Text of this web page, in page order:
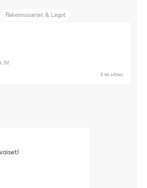
Rakennussarjat & Legot
32
2 kk sitten